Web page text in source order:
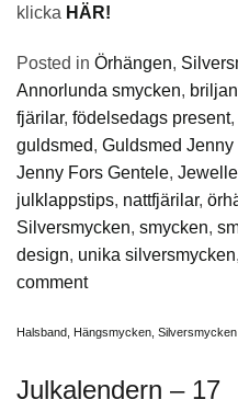
klicka HÄR!
Posted in Örhängen,
Annorlunda smycken,
fjärilar, födelsedags present,
guldsmed, Guldsmed
Jenny Fors Gentele,
julklappstips, nattfjärilar,
Silversmycken, smycken,
design, unika silversmycken,
comment
Halsband Hängsmycken Silversmycken
Julkalendern – 17